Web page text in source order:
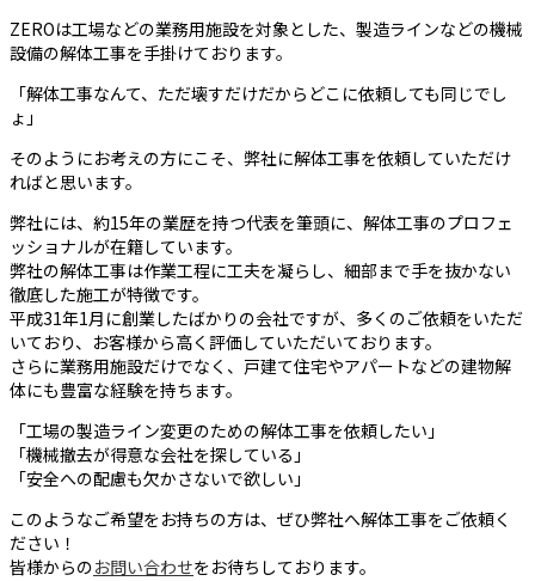
ZEROは工場などの業務用施設を対象とした、製造ラインなどの機械
設備の解体工事を手掛けております。
「解体工事なんて、ただ壊すだけだからどこに依頼しても同じでし
ょ」
そのようにお考えの方にこそ、弊社に解体工事を依頼していただけ
ればと思います。
弊社には、約15年の業歴を持つ代表を筆頭に、解体工事のプロフェ
ッショナルが在籍しています。
弊社の解体工事は作業工程に工夫を凝らし、細部まで手を抜かない
徹底した施工が特徴です。
平成31年1月に創業したばかりの会社ですが、多くのご依頼をいただ
いており、お客様から高く評価していただいております。
さらに業務用施設だけでなく、戸建て住宅やアパートなどの建物解
体にも豊富な経験を持ちます。
「工場の製造ライン変更のための解体工事を依頼したい」
「機械撤去が得意な会社を探している」
「安全への配慮も欠かさないで欲しい」
このようなご希望をお持ちの方は、ぜひ弊社へ解体工事をご依頼く
ださい！
皆様からのお問い合わせをお待ちしております。